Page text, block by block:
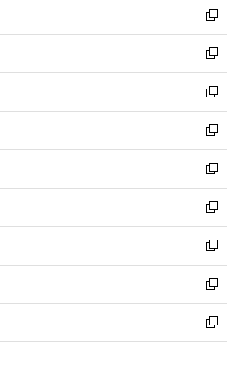
く
で
開
く
ド
ウ
で
開
く
い
ウ
ィ
ン
ド
ウ
で
開
く
新
し
い
ウ
ィ
ン
ド
ウ
で
開
く
新
し
い
ウ
ィ
ン
ド
ウ
で
開
く
新
し
い
ウ
ィ
ン
ド
ウ
で
開
く
新
し
い
ウ
ィ
ン
ド
ウ
で
開
く
新
し
い
ウ
ィ
ン
ド
ウ
で
開
新
し
い
ウ
ィ
ン
ド
ウ
新
し
い
ウ
ィ
ン
新
し
い
ウ
新
し